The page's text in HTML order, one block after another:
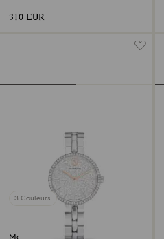
310 EUR
3 Couleurs
Montre Cosmopolitan